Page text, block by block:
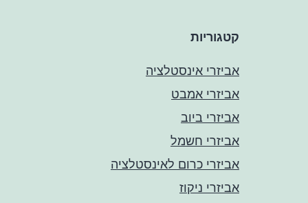
קטגוריות
אביזרי אינסטלציה
אביזרי אמבט
אביזרי ביוב
אביזרי חשמל
אביזרי כרום לאינסטלציה
אביזרי ניקוז